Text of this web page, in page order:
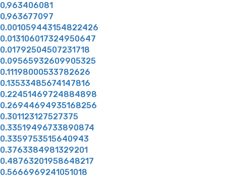
0,963406081
0,963677097
0.001059443154822426
0.013106017324950647
0.01792504507231718
0.09565932609905325
0.11198000533782626
0.13533485674147816
0.22451469724884898
0.26944694935168256
0.301123127527375
0.33519496733890874
0.3359753515640943
0.3763384981329201
0.48763201958648217
0.5666969241051018